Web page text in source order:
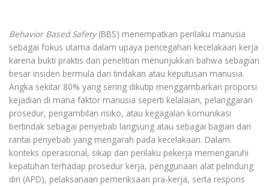
Behavior Based Safety(BBS) menempatkan perilaku manusia
sebagai fokus utama dalam upaya pencegahan kecelakaan kerja
karena bukti praktis dan penelitian menunjukkan bahwa sebagian
besar insiden bermula dari tindakan atau keputusan manusia.
Angka sekitar 80% yang sering dikutip menggambarkan proporsi
kejadian di mana faktor manusia seperti kelalaian, pelanggaran
prosedur, pengambilan risiko, atau kegagalan komunikasi
bertindak sebagai penyebab langsung atau sebagai bagian dari
rantai penyebab yang mengarah pada kecelakaan. Dalam
konteks operasional, sikap dan perilaku pekerja memengaruhi
kepatuhan terhadap prosedur kerja, penggunaan alat pelindung
diri (APD), pelaksanaan pemeriksaan pra-kerja, serta respons